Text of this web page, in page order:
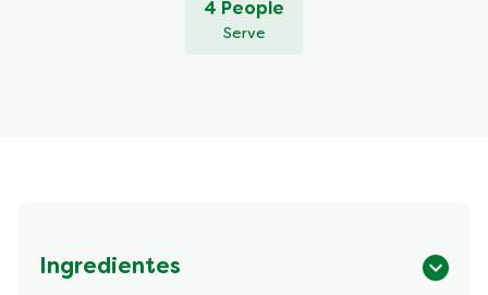
4 People
Serve
Ingredientes